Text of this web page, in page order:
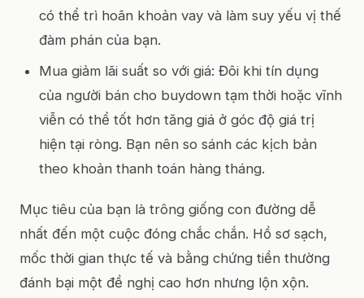
có thể trì hoãn khoản vay và làm suy yếu vị thế
đàm phán của bạn.
Mua giảm lãi suất so với giá: Đôi khi tín dụng
của người bán cho buydown tạm thời hoặc vĩnh
viễn có thể tốt hơn tăng giá ở góc độ giá trị
hiện tại ròng. Bạn nên so sánh các kịch bản
theo khoản thanh toán hàng tháng.
Mục tiêu của bạn là trông giống con đường dễ
nhất đến một cuộc đóng chắc chắn. Hồ sơ sạch,
mốc thời gian thực tế và bằng chứng tiền thường
đánh bại một đề nghị cao hơn nhưng lộn xộn.